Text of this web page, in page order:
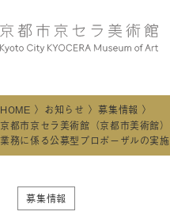
HOME お知らせ
募集情報
京都市京セラ美術館（京都市美術館
業務に係る公募型プロポーザルの実
募集情報